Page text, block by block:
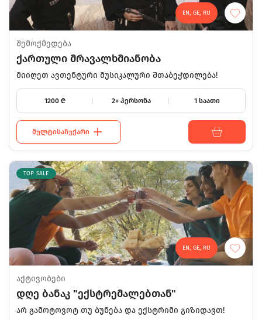
EN, GE, RU
შემოქმედება
ქართული მრავალხმიანობა
მიიღეთ ავთენტური მუსიკალური შთაბეჭდილება!
1200 ₾ 2+ პერსონა 1 საათი
ᲛᲣᲚᲢᲘᲡᲐᲩᲣᲥᲐᲠᲘ
TOP SALE
EN, GE, RU
აქტივობები
დღე ბანაკ "ექსტრემალებთან"
არ გამოტოვოტ თუ ბუნება და ექსტრიმი გიზიდავთ!
500
750